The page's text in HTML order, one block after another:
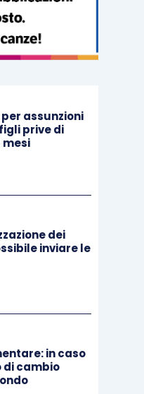
assunzioni
prive di
mesi
dei
inviare le
in caso
di cambio